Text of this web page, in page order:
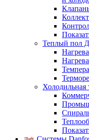
Теплый пол
Холодильная